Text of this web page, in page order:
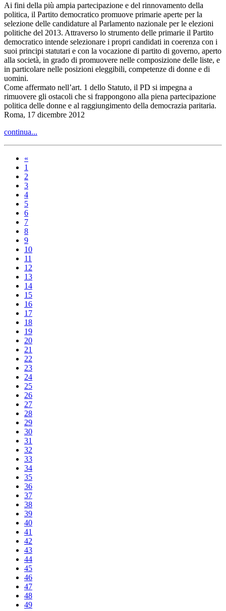
Ai fini della più ampia partecipazione e del rinnovamento della
politica, il Partito democratico promuove primarie aperte per la
selezione delle candidature al Parlamento nazionale per le elezioni
politiche del 2013. Attraverso lo strumento delle primarie il Partito
democratico intende selezionare i propri candidati in coerenza con i
suoi principi statutari e con la vocazione di partito di governo, aperto
alla società, in grado di promuovere nelle composizione delle liste, e
in particolare nelle posizioni eleggibili, competenze di donne e di
uomini.
Come affermato nell’art. 1 dello Statuto, il PD si impegna a
rimuovere gli ostacoli che si frappongono alla piena partecipazione
politica delle donne e al raggiungimento della democrazia paritaria.
Roma, 17 dicembre 2012
continua...
«
1
2
3
4
5
6
7
8
9
10
11
12
13
14
15
16
17
18
19
20
21
22
23
24
25
26
27
28
29
30
31
32
33
34
35
36
37
38
39
40
41
42
43
44
45
46
47
48
49